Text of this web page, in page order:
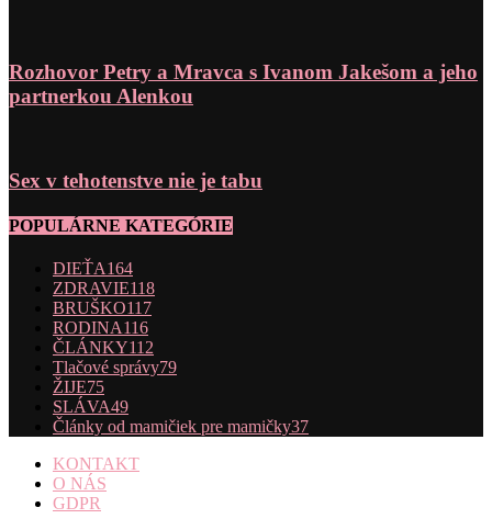
Rozhovor Petry a Mravca s Ivanom Jakešom a jeho
partnerkou Alenkou
Sex v tehotenstve nie je tabu
POPULÁRNE KATEGÓRIE
DIEŤA164
ZDRAVIE118
BRUŠKO117
RODINA116
ČLÁNKY112
Tlačové správy79
ŽIJE75
SLÁVA49
Články od mamičiek pre mamičky37
KONTAKT
O NÁS
GDPR